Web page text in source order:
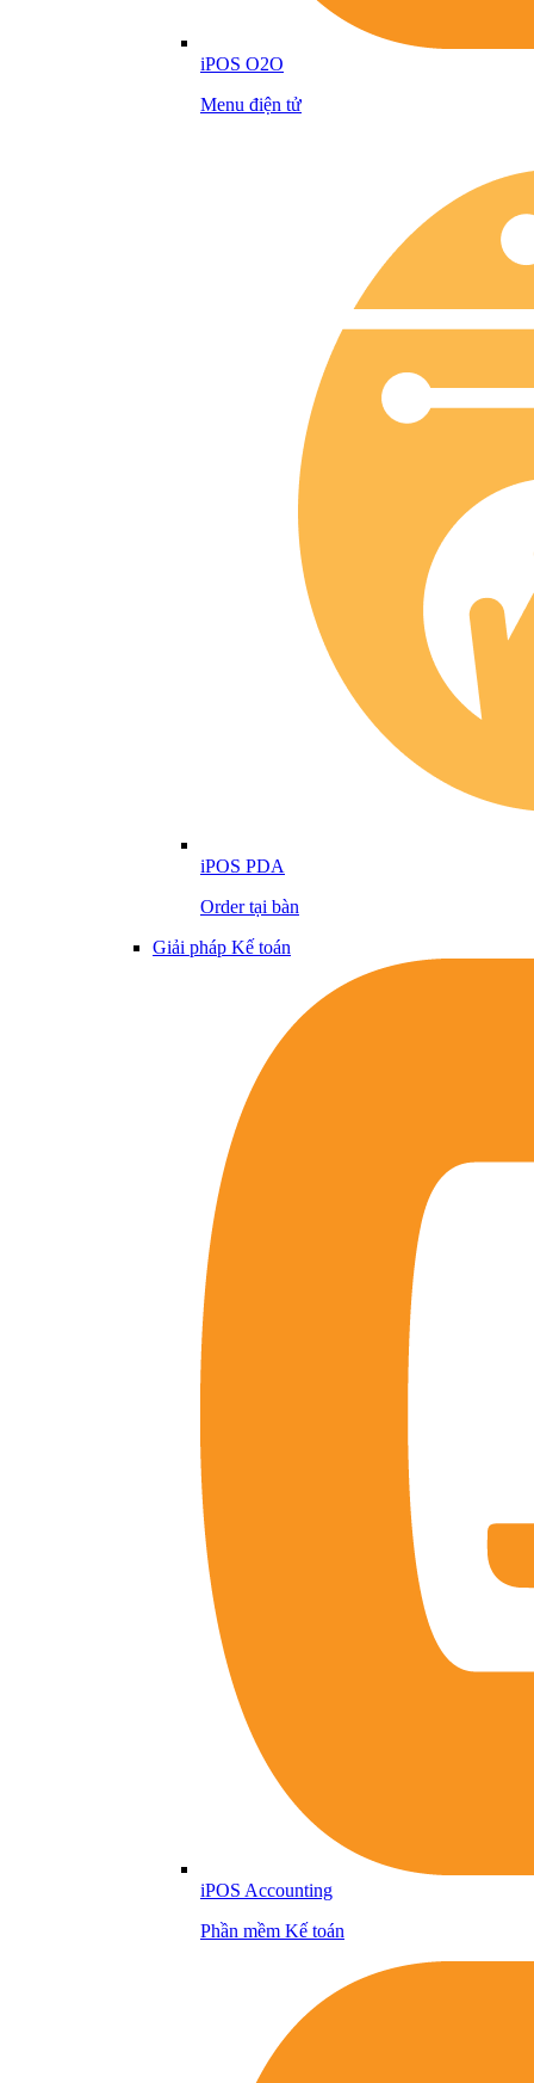
iPOS O2O
Menu điện tử
iPOS PDA
Order tại bàn
Giải pháp Kế toán
iPOS Accounting
Phần mềm Kế toán